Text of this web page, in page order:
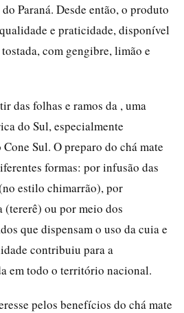
Paraná. Desde então, o produto
e praticidade, disponível
com gengibre, limão e
das folhas e ramos da , uma
do Sul, especialmente
Sul. O preparo do chá mate
formas: por infusão das
estilo chimarrão), por
(tererê) ou por meio dos
que dispensam o uso da cuia e
contribuiu para a
em todo o território nacional.
pelos benefícios do chá mate